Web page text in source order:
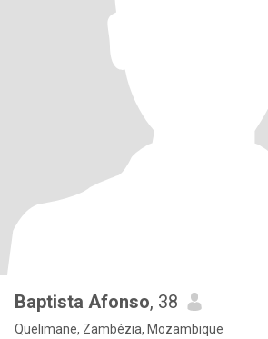
Baptista Afonso, 38
Quelimane, Zambézia, Mozambique